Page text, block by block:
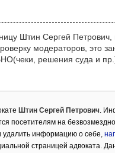
Штин Сергей
модераторов, это
решения суда и пр.)!
Штин Сергей Петрович.
посетителям на
удалить информацию о себе,
страницей адвоката.